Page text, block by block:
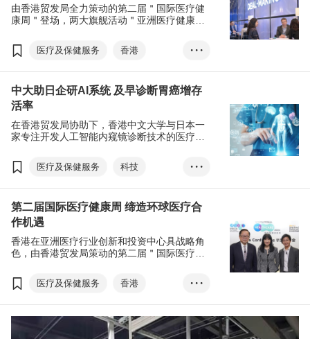
由香港贸发局全力策动的第二届＂国际医疗健
康周＂登场，两大旗舰活动＂亚洲医疗健康高
环球业界翘楚探讨医健产业的前景与商机。
医疗及保健服务
香港
医疗科技
人工智能
生物科技
国际医疗健康周
香港国际医疗及保健展
• • •
中大助日企研AI系统 及早诊断胃癌增存
活率
在香港贸发局协助下，香港中文大学与日本一
家专注开发人工智能内窥镜诊断技术的医疗初
议，藉以加快该崭新技术的发展，并推广在香
港及其他亚洲国家临床应用。
医疗及保健服务
科技
香港
中文大学
人工智能
内窥镜诊断技术
医疗初创
AI Medical Servic...
AIM
亚洲医疗健康高峰论坛
香港国际医疗及保健展
• • •
第二届国际医疗健康周 缔造环球医疗合
作机遇
香港在亚洲医疗行业创新和投资中心具战略角
色，由香港贸发局策动的第二届＂国际医疗健
16至31日载誉归来。
医疗及保健服务
香港
国际医疗健康周
亚洲医疗健康高峰论坛
• • •